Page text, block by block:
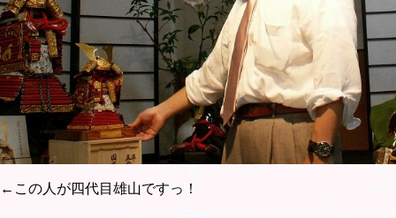
←この人が四代目雄山ですっ！